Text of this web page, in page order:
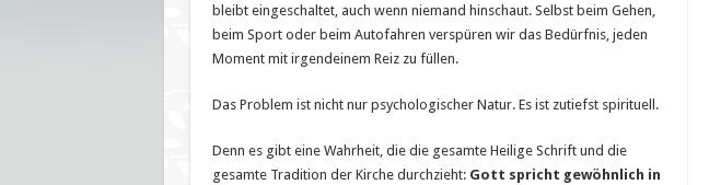
bleibt eingeschaltet, auch wenn niemand hinschaut. Selbst beim Gehen,
beim Sport oder beim Autofahren verspüren wir das Bedürfnis, jeden
Moment mit irgendeinem Reiz zu füllen.
Das Problem ist nicht nur psychologischer Natur. Es ist zutiefst spirituell.
Denn es gibt eine Wahrheit, die die gesamte Heilige Schrift und die
gesamte Tradition der Kirche durchzieht: Gott spricht gewöhnlich in